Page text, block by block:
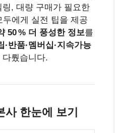
링, 대량 구매가 필요한
두에게 실전 팁을 제공
50 % 더 풍성한 정보를
·반품·멤버십·지속가능
뤘습니다.
사 한눈에 보기